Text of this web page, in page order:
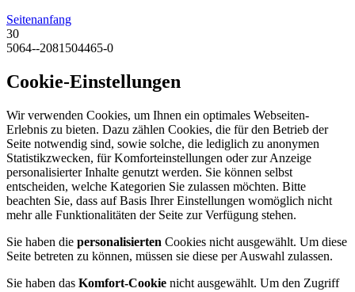
Seitenanfang
30
5064--2081504465-0
Cookie-Einstellungen
Wir verwenden Cookies, um Ihnen ein optimales Webseiten-
Erlebnis zu bieten. Dazu zählen Cookies, die für den Betrieb der
Seite notwendig sind, sowie solche, die lediglich zu anonymen
Statistikzwecken, für Komforteinstellungen oder zur Anzeige
personalisierter Inhalte genutzt werden. Sie können selbst
entscheiden, welche Kategorien Sie zulassen möchten. Bitte
beachten Sie, dass auf Basis Ihrer Einstellungen womöglich nicht
mehr alle Funktionalitäten der Seite zur Verfügung stehen.
Sie haben die personalisierten Cookies nicht ausgewählt. Um diese
Seite betreten zu können, müssen sie diese per Auswahl zulassen.
Sie haben das Komfort-Cookie nicht ausgewählt. Um den Zugriff